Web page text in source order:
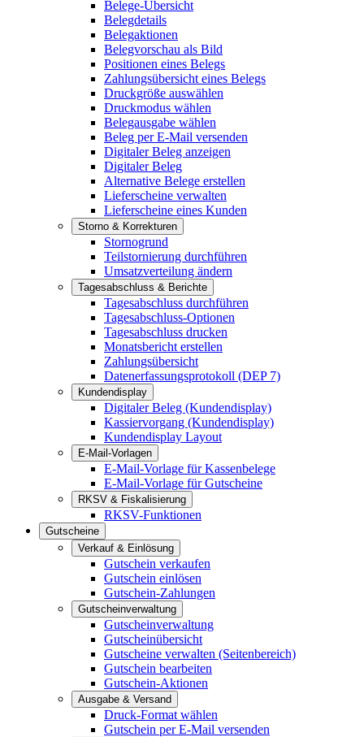
Belege-Übersicht
Belegdetails
Belegaktionen
Belegvorschau als Bild
Positionen eines Belegs
Zahlungsübersicht eines Belegs
Druckgröße auswählen
Druckmodus wählen
Belegausgabe wählen
Beleg per E-Mail versenden
Digitaler Beleg anzeigen
Digitaler Beleg
Alternative Belege erstellen
Lieferscheine verwalten
Lieferscheine eines Kunden
Storno & Korrekturen
Stornogrund
Teilstornierung durchführen
Umsatzverteilung ändern
Tagesabschluss & Berichte
Tagesabschluss durchführen
Tagesabschluss-Optionen
Tagesabschluss drucken
Monatsbericht erstellen
Zahlungsübersicht
Datenerfassungsprotokoll (DEP 7)
Kundendisplay
Digitaler Beleg (Kundendisplay)
Kassiervorgang (Kundendisplay)
Kundendisplay Layout
E-Mail-Vorlagen
E-Mail-Vorlage für Kassenbelege
E-Mail-Vorlage für Gutscheine
RKSV & Fiskalisierung
RKSV-Funktionen
Gutscheine
Verkauf & Einlösung
Gutschein verkaufen
Gutschein einlösen
Gutschein-Zahlungen
Gutscheinverwaltung
Gutscheinverwaltung
Gutscheinübersicht
Gutscheine verwalten (Seitenbereich)
Gutschein bearbeiten
Gutschein-Aktionen
Ausgabe & Versand
Druck-Format wählen
Gutschein per E-Mail versenden